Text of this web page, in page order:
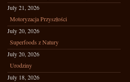
July 21, 2026
Motoryzacja Przyszłości
July 20, 2026
Superfoods z Natury
July 20, 2026
Urodziny
July 18, 2026